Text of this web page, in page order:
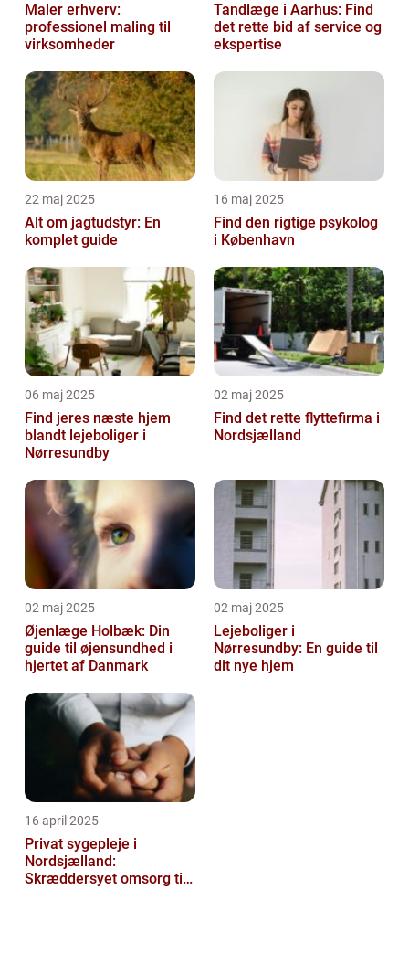
Maler erhverv:
professionel maling til
virksomheder
Tandlæge i Aarhus: Find
det rette bid af service og
ekspertise
22 maj 2025
Alt om jagtudstyr: En
komplet guide
16 maj 2025
Find den rigtige psykolog
i København
06 maj 2025
Find jeres næste hjem
blandt lejeboliger i
Nørresundby
02 maj 2025
Find det rette flyttefirma i
Nordsjælland
02 maj 2025
Øjenlæge Holbæk: Din
guide til øjensundhed i
hjertet af Danmark
02 maj 2025
Lejeboliger i
Nørresundby: En guide til
dit nye hjem
16 april 2025
Privat sygepleje i
Nordsjælland:
Skræddersyet omsorg til